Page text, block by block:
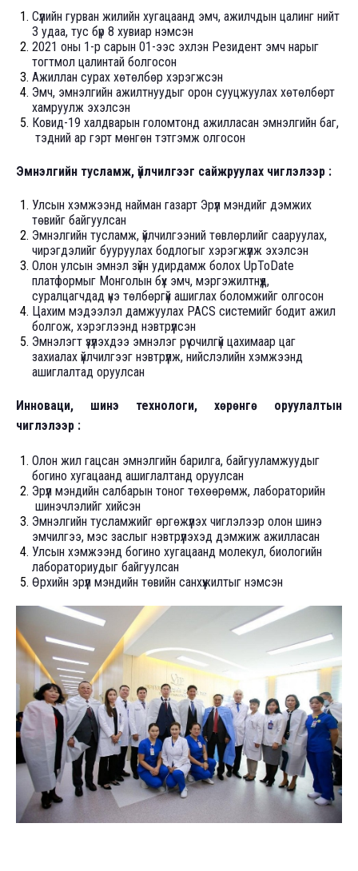
Сүүлийн гурван жилийн хугацаанд эмч, ажилчдын цалинг нийт
3 удаа, тус бүр 8 хувиар нэмсэн
2021 оны 1-р сарын 01-ээс эхлэн Резидент эмч нарыг
тогтмол цалинтай болгосон
Ажиллан сурах хөтөлбөр хэрэгжсэн
Эмч, эмнэлгийн ажилтнуудыг орон сууцжуулах хөтөлбөрт
хамруулж эхэлсэн
Ковид-19 халдварын голомтонд ажилласан эмнэлгийн баг,
тэдний ар гэрт мөнгөн тэтгэмж олгосон
Эмнэлгийн тусламж, үйлчилгээг сайжруулах чиглэлээр :
Улсын хэмжээнд найман газарт Эрүүл мэндийг дэмжих
төвийг байгуулсан
Эмнэлгийн тусламж, үйлчилгээний төвлөрлийг сааруулах,
чирэгдэлийг бууруулах бодлогыг хэрэгжүүлж эхэлсэн
Олон улсын эмнэл зүйн удирдамж болох UpToDate
платформыг Монголын бүх эмч, мэргэжилтнүүд,
суралцагчдад үнэ төлбөргүй ашиглах боломжийг олгосон
Цахим мэдээлэл дамжуулах PACS системийг бодит ажил
болгож, хэрэглээнд нэвтрүүлсэн
Эмнэлэгт үзүүлэхдээ эмнэлэг рүү очилгүй цахимаар цаг
захиалах үйлчилгээг нэвтрүүлж, нийслэлийн хэмжээнд
ашиглалтад оруулсан
Инноваци, шинэ технологи, хөрөнгө оруулалтын
чиглэлээр :
Олон жил гацсан эмнэлгийн барилга, байгууламжуудыг
богино хугацаанд ашиглалтанд оруулсан
Эрүүл мэндийн салбарын тоног төхөөрөмж, лабораторийн
шинэчлэлийг хийсэн
Эмнэлгийн тусламжийг өргөжүүлэх чиглэлээр олон шинэ
эмчилгээ, мэс заслыг нэвтрүүлэхэд дэмжиж ажилласан
Улсын хэмжээнд богино хугацаанд молекул, биологийн
лабораториудыг байгуулсан
Өрхийн эрүүл мэндийн төвийн санхүүжилтыг нэмсэн